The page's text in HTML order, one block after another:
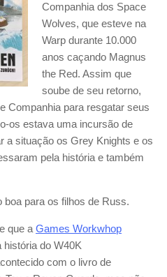
Companhia dos Space
Wolves, que esteve na
Warp durante 10.000
anos caçando Magnus
the Red. Assim que
soube de seu retorno,
Companhia para resgatar seus
os estava uma incursão de
a situação os Grey Knights e os
pela história e também
para os filhos de Russ.
que a Games Workwhop
história do W40K
com o livro de